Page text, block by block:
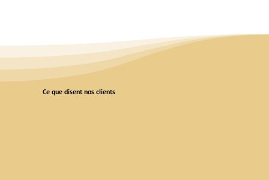
Ce que disent nos clients